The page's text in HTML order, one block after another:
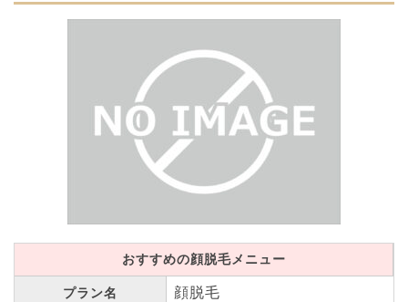
おすすめの顔脱毛メニュー
プラン名 顔脱毛